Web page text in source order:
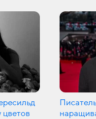
цветов